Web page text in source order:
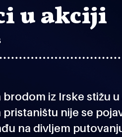
u akciji
brodom iz Irske stižu
nije se
na divljem